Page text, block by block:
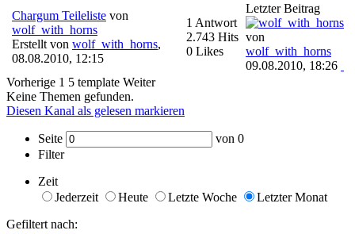
Chargum Teileliste von
wolf_with_horns
Erstellt von wolf_with_horns,
08.08.2010, 12:15
1 Antwort
2.743 Hits
0 Likes
Letzter Beitrag
von
wolf_with_horns
09.08.2010, 18:26
Vorherige 1 5 template Weiter
Keine Themen gefunden.
Diesen Kanal als gelesen markieren
Seite von 0
Filter
Zeit
Jederzeit
Heute Letzte Woche
Letzter Monat
Gefiltert nach: